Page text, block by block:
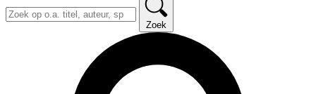
Zoek